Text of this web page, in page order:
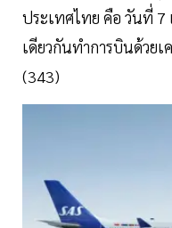
ประเทศไทย คือ วันที่ 7
เดียวกันทำการบินด้วย
(343)